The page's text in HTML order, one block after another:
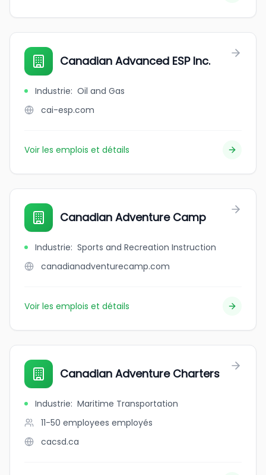
Canadian Advanced ESP Inc.
Industrie: Oil and Gas
cai-esp.com
Voir les emplois et détails
Canadian Adventure Camp
Industrie: Sports and Recreation Instruction
canadianadventurecamp.com
Voir les emplois et détails
Canadian Adventure Charters
Industrie: Maritime Transportation
11-50 employees employés
cacsd.ca